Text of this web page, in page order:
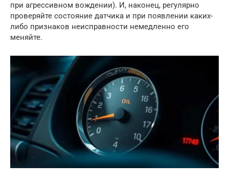
при агрессивном вождении). И, наконец, регулярно
проверяйте состояние датчика и при появлении каких-
либо признаков неисправности немедленно его
меняйте.